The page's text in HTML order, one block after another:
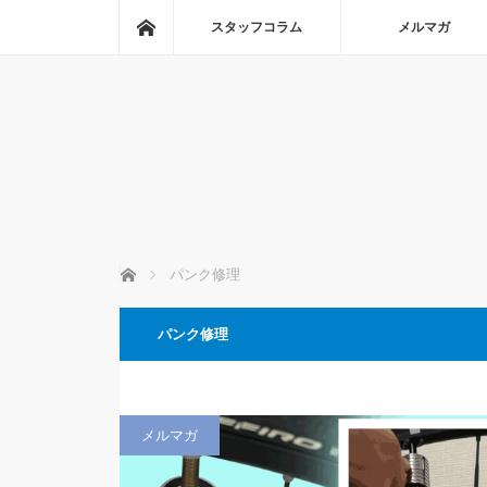
ホームスタッフコラム メルマガ
ホーム パンク修理
パンク修理
メルマガ